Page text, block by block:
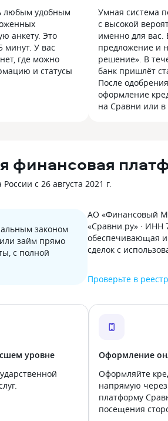
любым удобным
анкету. Это
минут. У вас
где можно
и статусы
Умная система
с высокой
именно для вас.
предложение и
решение». В
банк пришлёт
После
оформление
на Сравни или в
финансовая
с 26 августа 2021 г.
законом
займ прямо
с полной
АО «Финансовый
«Сравни.ру» · ИНН
обеспечивающая
сделок с
Проверьте в
уровне
Оформление
Оформляйте
напрямую
платформу
посещения